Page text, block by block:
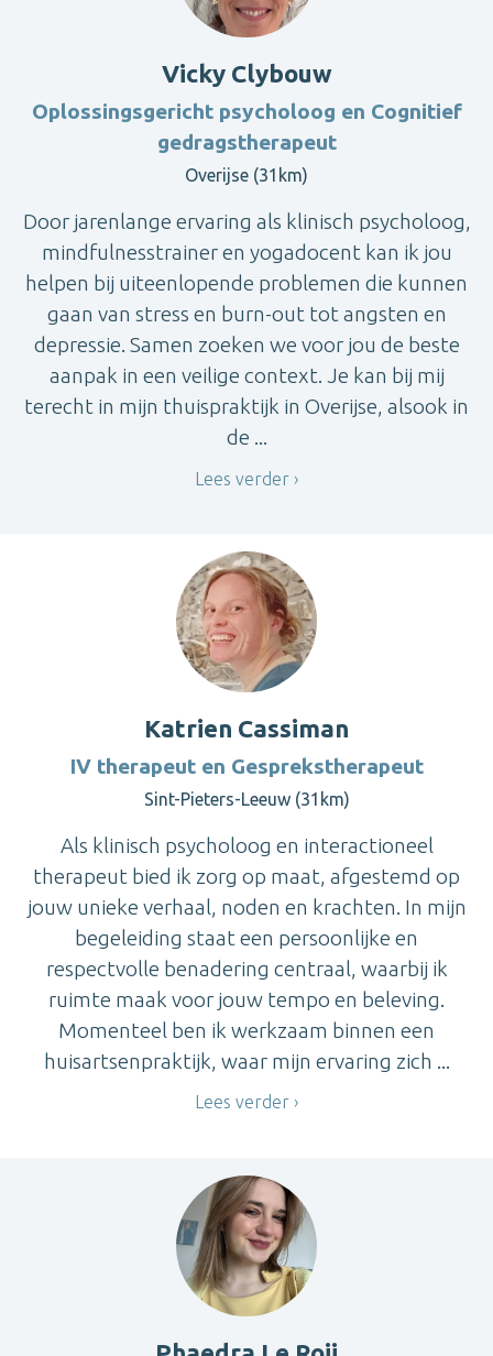
Vicky Clybouw
Oplossingsgericht psycholoog en Cognitief
gedragstherapeut
Overijse (31km)
Door jarenlange ervaring als klinisch psycholoog,
mindfulnesstrainer en yogadocent kan ik jou
helpen bij uiteenlopende problemen die kunnen
gaan van stress en burn-out tot angsten en
depressie. Samen zoeken we voor jou de beste
aanpak in een veilige context. Je kan bij mij
terecht in mijn thuispraktijk in Overijse, alsook in
de ...
Lees verder
Katrien Cassiman
IV therapeut en Gesprekstherapeut
Sint-Pieters-Leeuw (31km)
Als klinisch psycholoog en interactioneel
therapeut bied ik zorg op maat, afgestemd op
jouw unieke verhaal, noden en krachten. In mijn
begeleiding staat een persoonlijke en
respectvolle benadering centraal, waarbij ik
ruimte maak voor jouw tempo en beleving.
Momenteel ben ik werkzaam binnen een
huisartsenpraktijk, waar mijn ervaring zich ...
Lees verder